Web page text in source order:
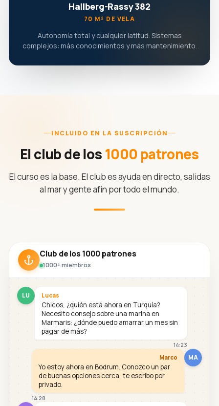
Hallberg-Rassy 382
70 M² DE VELA
Autonomía total y cualquier latitud. Sistemas
complejos: más conocimientos y más mantenimiento.
INCLUIDO EN LA SUSCRIPCIÓN
El club de los 1000 patrones
El curso es la base. El club es ayuda en directo, salidas
al mar y gente afín por todo el mundo.
Club de los 1000 patrones
1000+ miembros
LU Lucas
Chicos, ¿quién está ahora en Turquía?
Necesito consejo sobre una marina en
Marmaris: ¿dónde puedo amarrar un mes sin
pagar de más?
14:23
MA
Marco
Yo estoy ahora en Bodrum. Conozco un par
de buenas opciones cerca, te escribo por
privado.
14:28